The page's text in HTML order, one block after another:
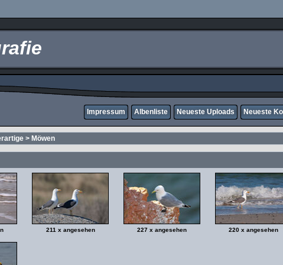
Impressum Albenliste Neueste Uploads Neueste
> Möwen
211 x angesehen 227 x angesehen 220 x angesehen